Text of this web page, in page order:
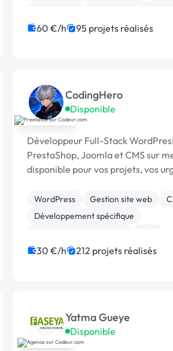
WooCommerce
Magento
60 €/h 95 projets réalisés
CodingHero
Disponible
Développeur Full-Stack
PrestaShop, Joomla et CMS sur
disponible pour vos projets, vos
WordPress Gestion site web
Développement spécifique
Migration ou refonte de site
Site
30 €/h 212 projets réalisés
Yatma Gueye
Disponible